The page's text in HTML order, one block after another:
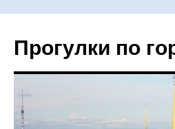
Прогулки по